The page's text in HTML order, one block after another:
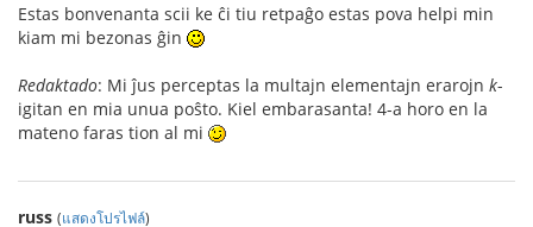
Estas bonvenanta scii ke ĉi tiu retpaĝo estas pova helpi min
kiam mi bezonas ĝin
Redaktado: Mi ĵus perceptas la multajn elementajn erarojn k-
igitan en mia unua poŝto. Kiel embarasanta! 4-a horo en la
mateno faras tion al mi
russ (แสดงโปรไฟล์)